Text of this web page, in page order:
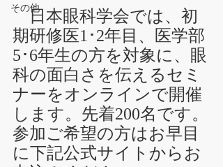
その他
日本眼科学会では、初
期研修医1･2年目、医学部
5･6年生の方を対象に、眼
科の面白さを伝えるセミ
ナーをオンラインで開催
します。先着200名です。
参加ご希望の方はお早目
に下記公式サイトからお